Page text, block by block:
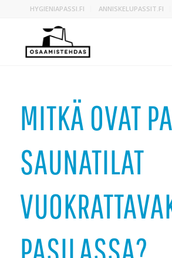
HYGIENIAPASSI.FI ANNISKELUPASSIT.FI
MITKÄ OVAT
SAUNATILAT
PASILASSA?